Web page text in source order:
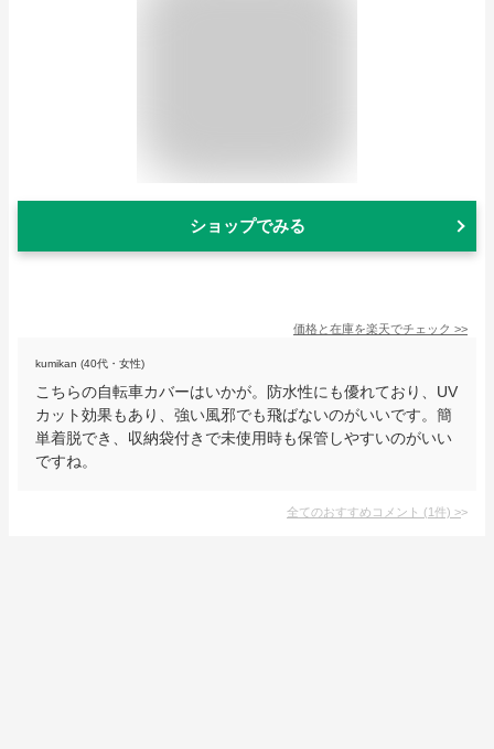
ショップでみる
価格と在庫を楽天でチェック >>
kumikan (40代・女性)
こちらの自転車カバーはいかが。防水性にも優れており、UV
カット効果もあり、強い風邪でも飛ばないのがいいです。簡
単着脱でき、収納袋付きで未使用時も保管しやすいのがいい
ですね。
全てのおすすめコメント (1件) >